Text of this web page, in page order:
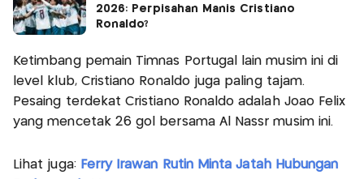
2026: Perpisahan Manis Cristiano
Ronaldo?
Ketimbang pemain Timnas Portugal lain musim ini di
level klub, Cristiano Ronaldo juga paling tajam.
Pesaing terdekat Cristiano Ronaldo adalah Joao Felix
yang mencetak 26 gol bersama Al Nassr musim ini.
Lihat juga: Ferry Irawan Rutin Minta Jatah Hubungan